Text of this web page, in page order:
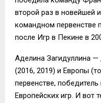
второй раз в новейшей
командном первенстве
после Игр в Пекине в
Аделина Загидуллина —
(2016, 2019) и Европы
первенстве,
Европейских игр. И вот